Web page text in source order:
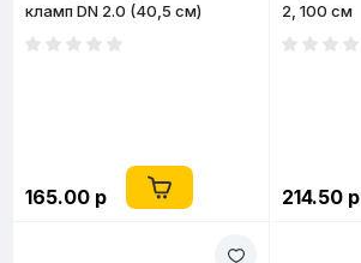
кламп DN 2.0 (40,5 см)
165.00 р
2, 100 см
214.50 р